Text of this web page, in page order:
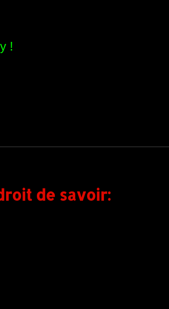
!
de savoir: